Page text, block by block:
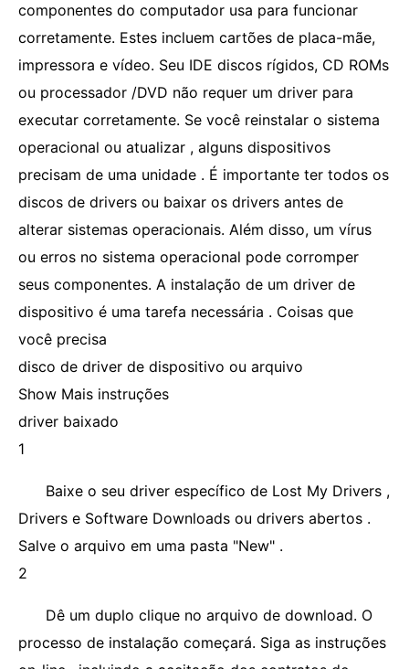
componentes do computador usa para funcionar
corretamente. Estes incluem cartões de placa-mãe,
impressora e vídeo. Seu IDE discos rígidos, CD ROMs
ou processador /DVD não requer um driver para
executar corretamente. Se você reinstalar o sistema
operacional ou atualizar , alguns dispositivos
precisam de uma unidade . É importante ter todos os
discos de drivers ou baixar os drivers antes de
alterar sistemas operacionais. Além disso, um vírus
ou erros no sistema operacional pode corromper
seus componentes. A instalação de um driver de
dispositivo é uma tarefa necessária . Coisas que
você precisa
disco de driver de dispositivo ou arquivo
Show Mais instruções
driver baixado
1
Baixe o seu driver específico de Lost My Drivers ,
Drivers e Software Downloads ou drivers abertos .
Salve o arquivo em uma pasta "New" .
2
Dê um duplo clique no arquivo de download. O
processo de instalação começará. Siga as instruções